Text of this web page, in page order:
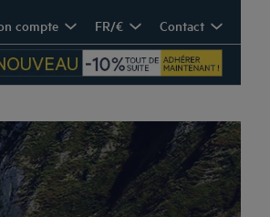
compte FR/€ Contact